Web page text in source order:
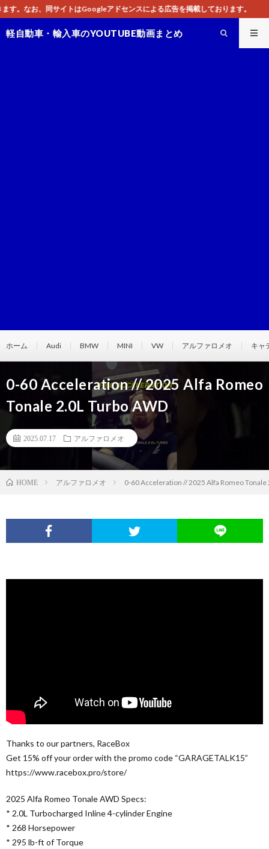
ドセンスによる広告を掲載しております。
軽自動車・輸入車のYOUTUBE動画まとめ
ホーム Audi BMW MINI VW アルファロメオ キャ
0-60 Acceleration // 2025 Alfa Romeo
Tonale 2.0L Turbo AWD
2025.07.17 アルファロメオ
HOME アルファロメオ 0-60 Acceleration // 2025 Alfa Romeo Tonale
Thanks to our partners, RaceBox
Get 15% off your order with the promo code “GARAGETALK15”
https://www.racebox.pro/store/
2025 Alfa Romeo Tonale AWD Specs:
* 2.0L Turbocharged Inline 4-cylinder Engine
* 268 Horsepower
* 295 lb-ft of Torque